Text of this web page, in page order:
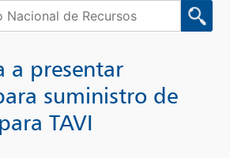
a presentar
suministro de
TAVI